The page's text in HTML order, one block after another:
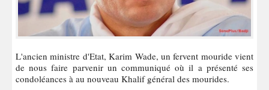
L'ancien ministre d'Etat, Karim Wade, un fervent mouride vient
de nous faire parvenir un communiqué où il a présenté ses
condoléances à au nouveau Khalif général des mourides.